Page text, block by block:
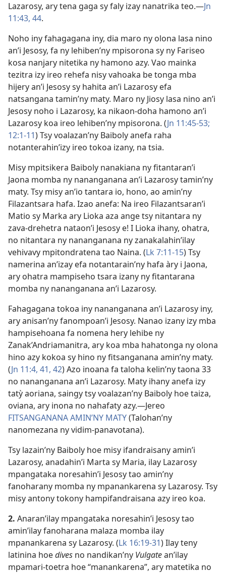
Lazarosy, ary tena gaga sy faly izay nanatrika teo.​—Jn
11:43, 44.
Noho iny fahagagana iny, dia maro ny olona lasa nino
an’i Jesosy, fa ny lehiben’ny mpisorona sy ny Fariseo
kosa nanjary nitetika ny hamono azy. Vao mainka
tezitra izy ireo rehefa nisy vahoaka be tonga mba
hijery an’i Jesosy sy hahita an’i Lazarosy efa
natsangana tamin’ny maty. Maro ny Jiosy lasa nino an’i
Jesosy noho i Lazarosy, ka nikaon-doha hamono an’i
Lazarosy koa ireo lehiben’ny mpisorona. (Jn 11:45-53;
12:1-11) Tsy voalazan’ny Baiboly anefa raha
notanterahin’izy ireo tokoa izany, na tsia.
Misy mpitsikera Baiboly nanakiana ny fitantaran’i
Jaona momba ny nananganana an’i Lazarosy tamin’ny
maty. Tsy misy an’io tantara io, hono, ao amin’ny
Filazantsara hafa. Izao anefa: Na ireo Filazantsaran’i
Matio sy Marka ary Lioka aza ange tsy nitantara ny
zava-drehetra nataon’i Jesosy e! I Lioka ihany, ohatra,
no nitantara ny nananganana ny zanakalahin’ilay
vehivavy mpitondratena tao Naina. (Lk 7:11-15) Tsy
namerina an’izay efa notantarain’ny hafa àry i Jaona,
ary ohatra mampiseho tsara izany ny fitantarana
momba ny nananganana an’i Lazarosy.
Fahagagana tokoa iny nananganana an’i Lazarosy iny,
ary anisan’ny fanompoan’i Jesosy. Nanao izany izy mba
hampisehoana fa nomena hery lehibe ny
Zanak’Andriamanitra, ary koa mba hahatonga ny olona
hino azy kokoa sy hino ny fitsanganana amin’ny maty.
(Jn 11:4, 41, 42) Azo inoana fa taloha kelin’ny taona 33
no nananganana an’i Lazarosy. Maty ihany anefa izy
tatỳ aoriana, saingy tsy voalazan’ny Baiboly hoe taiza,
oviana, ary inona no nahafaty azy.​—Jereo
FITSANGANANA AMIN’NY MATY(Talohan’ny
nanomezana ny vidim-panavotana).
Tsy lazain’ny Baiboly hoe misy ifandraisany amin’i
Lazarosy, anadahin’i Marta sy Maria, ilay Lazarosy
mpangataka noresahin’i Jesosy tao amin’ny
fanoharany momba ny mpanankarena sy Lazarosy. Tsy
misy antony tokony hampifandraisana azy ireo koa.
2. Anaran’ilay mpangataka noresahin’i Jesosy tao
amin’ilay fanoharana malaza momba ilay
mpanankarena sy Lazarosy. (Lk 16:19-31) Ilay teny
latinina hoedives no nandikan’ny Vulgatean’ilay
mpamari-toetra hoe “manankarena”, ary matetika no